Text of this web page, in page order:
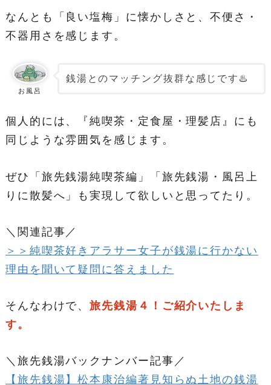
なんとも「良い塩梅」に懐かしさと、不便さ・
不器用さを感じます。
お風呂
銭湯とのマッチング抜群な感じです♨️
個人的には、『純喫茶・定食屋・理髪店』にも
同じような雰囲気を感じます。
ぜひ「旅先銭湯純喫茶編」「旅先銭湯・風呂上
りに散髪へ」も実現して欲しいと思ってたり。
＼関連記事／
＞＞純喫茶好きアラサー女子が銭湯に行かない
理由を聞いて疑問に答えました
そんなわけで、旅先銭湯４！ご紹介いたしま
す。
＼旅先銭湯バックナンバー記事／
【旅先銭湯】松本康治編著見知らぬ土地の銭湯